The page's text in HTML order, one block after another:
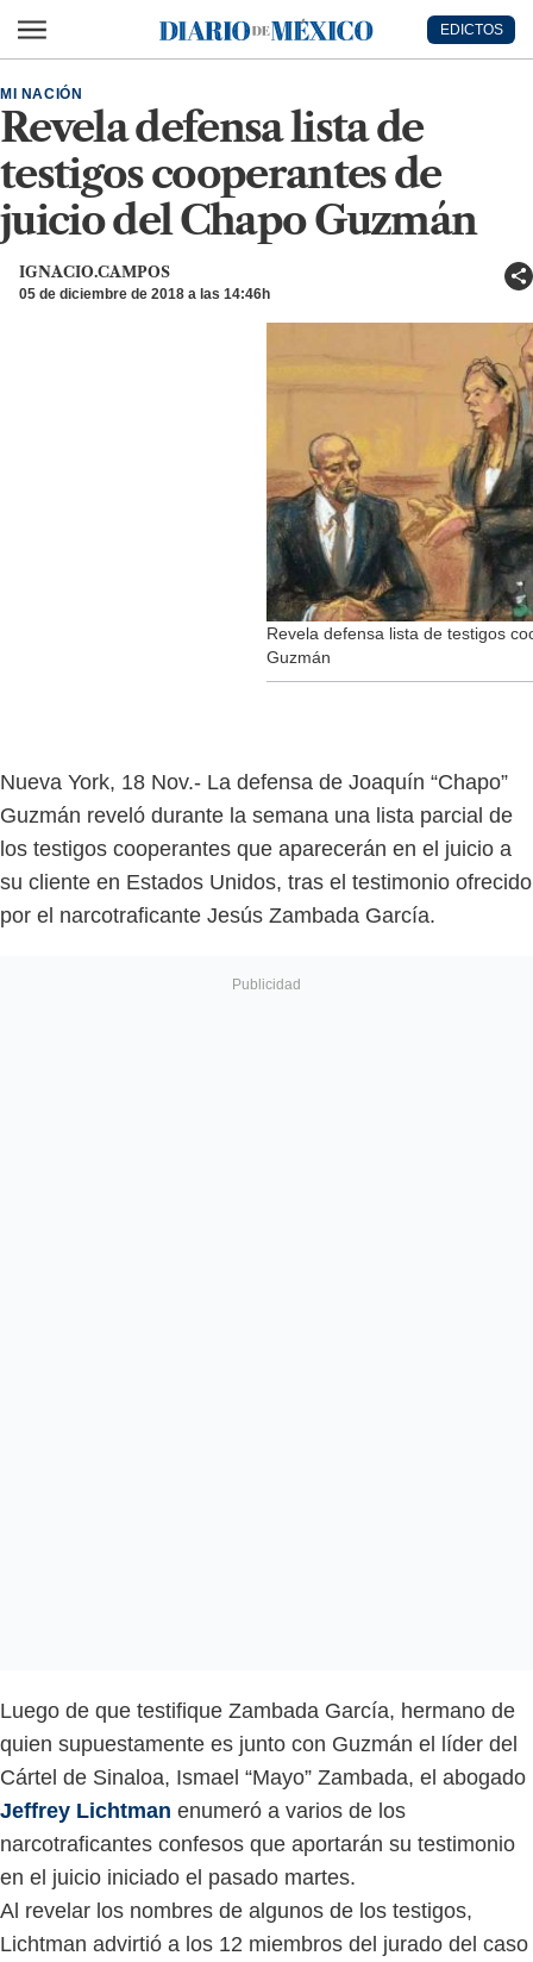
Diario de México
EDICTOS
Revela defensa lista de
testigos cooperantes de
juicio del Chapo Guzmán
MI NACIÓN
IGNACIO.CAMPOS
05 de diciembre de 2018 a las 14:46h
Revela defensa lista de testigos
Guzmán
Nueva York, 18 Nov.- La defensa de Joaquín “Chapo”
Guzmán reveló durante la semana una lista parcial de
los testigos cooperantes que aparecerán en el juicio a
su cliente en Estados Unidos, tras el testimonio ofrecido
por el narcotraficante Jesús Zambada García.
Luego de que testifique Zambada García, hermano de
quien supuestamente es junto con Guzmán el líder del
Cártel de Sinaloa, Ismael “Mayo” Zambada, el abogado
Jeffrey Lichtman enumeró a varios de los
narcotraficantes confesos que aportarán su testimonio
en el juicio iniciado el pasado martes.
Al revelar los nombres de algunos de los testigos,
Lichtman advirtió a los 12 miembros del jurado del caso